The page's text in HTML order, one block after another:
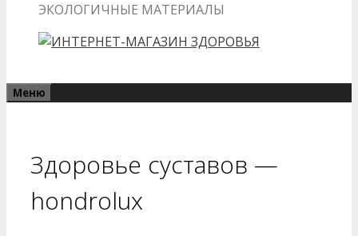
ЭКОЛОГИЧНЫЕ МАТЕРИАЛЫ
Меню
Здоровье суставов —
hondrolux